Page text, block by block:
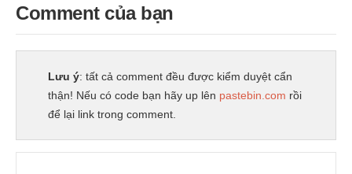
Comment của bạn
Lưu ý: tất cả comment đều được kiểm duyệt cẩn
thận! Nếu có code bạn hãy up lên pastebin.com rồi
để lại link trong comment.